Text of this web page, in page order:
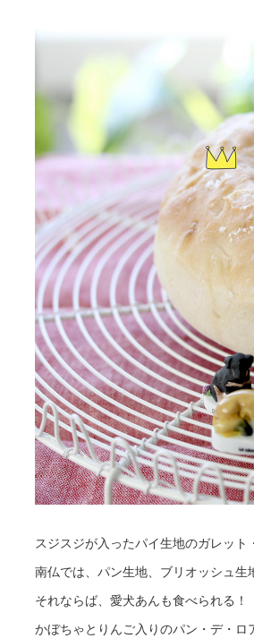
スジスジが入ったパイ生地のガレット
南仏では、パン生地、ブリオッシュ生
それならば、愛犬あんも食べられる！
かぼちゃとりんご入りのパン・デ・ロ